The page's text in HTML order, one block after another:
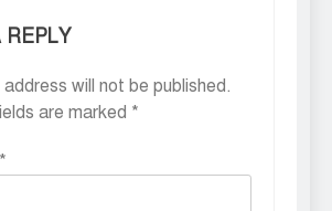
REPLY
will not be published.
are marked *
*